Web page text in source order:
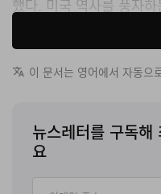
했다. 미국 역사를 풍자
류와 액세서리로 구성한
컬렉션의 중심 아이템인
들과 애국적인 도상들을
다. 함께 출시된 베이스
이 문서는 영어에서 자동으
뉴스레터를 구독해
요